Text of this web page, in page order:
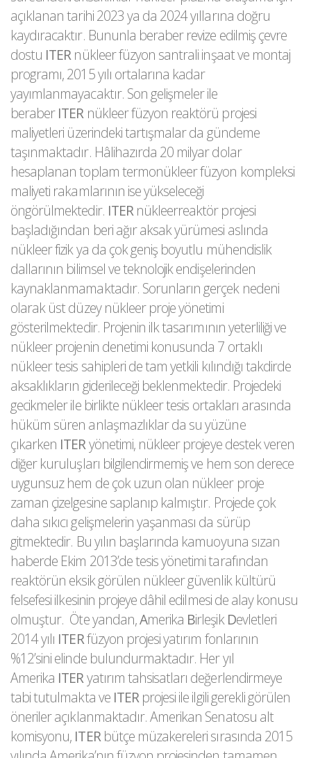
açıklanan tarihi 2023 ya da 2024 yıllarına doğru
kaydıracaktır. Bununla beraber revize edilmiş çevre
dostu ITERnükleer füzyon santrali inşaat ve montaj
programı, 2015 yılı ortalarına kadar
yayımlanmayacaktır. Son gelişmeler ile
beraberITERnükleer füzyon reaktörü projesi
maliyetleri üzerindeki tartışmalar da gündeme
taşınmaktadır. Hâlihazırda 20 milyar dolar
hesaplanan toplam termonükleer füzyon kompleksi
maliyeti rakamlarının ise yükseleceği
öngörülmektedir. ITERnükleerreaktör projesi
başladığından beri ağır aksak yürümesi aslında
nükleer fizik ya da çok geniş boyutlu mühendislik
dallarının bilimsel ve teknolojik endişelerinden
kaynaklanmamaktadır. Sorunların gerçek nedeni
olarak üst düzey nükleer proje yönetimi
gösterilmektedir. Projenin ilk tasarımının yeterliliği ve
nükleer projenin denetimi konusunda 7 ortaklı
nükleer tesis sahipleri de tam yetkili kılındığı takdirde
aksaklıkların giderileceği beklenmektedir. Projedeki
gecikmeler ile birlikte nükleer tesis ortakları arasında
hüküm süren anlaşmazlıklar da su yüzüne
çıkarken ITERyönetimi, nükleer projeye destek veren
diğer kuruluşları bilgilendirmemiş ve hem son derece
uygunsuz hem de çok uzun olan nükleer proje
zaman çizelgesine saplanıp kalmıştır. Projede çok
daha sıkıcı gelişmelerin yaşanması da sürüp
gitmektedir. Bu yılın başlarında kamuoyuna sızan
haberde Ekim 2013’de tesis yönetimi tarafından
reaktörün eksik görülen nükleer güvenlik kültürü
felsefesi ilkesinin projeye dâhil edilmesi de alay konusu
olmuştur. Öte yandan,Amerika BirleşikDevletleri
2014 yılı ITERfüzyon projesi yatırım fonlarının
%12’sini elinde bulundurmaktadır. Her yıl
Amerika ITERyatırım tahsisatları değerlendirmeye
tabi tutulmakta ve ITERprojesi ile ilgili gerekli görülen
öneriler açıklanmaktadır. Amerikan Senatosu alt
komisyonu, ITERbütçe müzakereleri sırasında 2015